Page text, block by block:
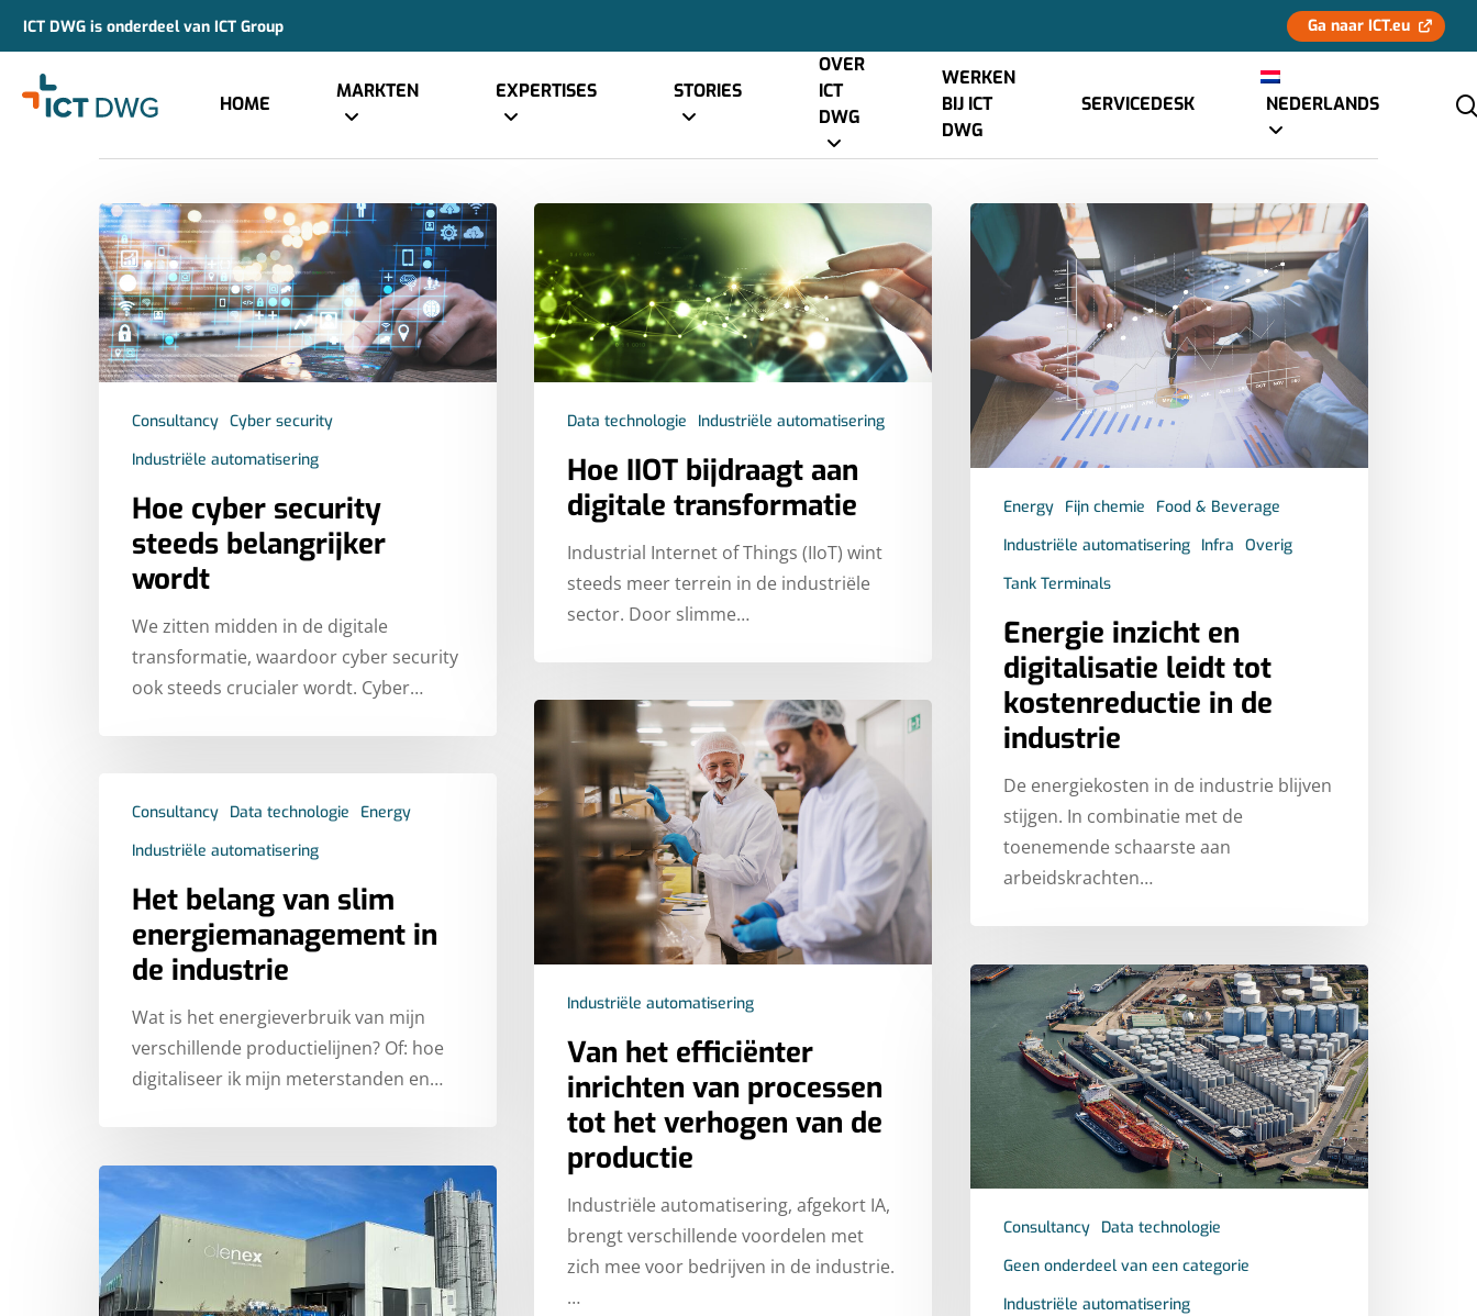
ICT DWG is onderdeel van ICT Group Ga naar ICT.eu
Hit enter to search or ESC to close
HOME
MARKTEN EXPERTISES STORIES
OVER
ICT
DWG
WERKEN
BIJ ICT
DWG
SERVICEDESK NEDERLANDS
Category
Industriële automatisering
Consultancy Cyber security
Industriële automatisering
Hoe cyber security
steeds belangrijker
wordt
We zitten midden in de digitale
transformatie, waardoor cyber security
ook steeds crucialer wordt. Cyber…
Data technologie Industriële automatisering
Hoe IIOT bijdraagt aan
digitale transformatie
Industrial Internet of Things (IIoT) wint
steeds meer terrein in de industriële
sector. Door slimme…
Energy Fijn chemie
Food & Beverage
Industriële automatisering Infra Overig
Tank Terminals
Energie inzicht en
digitalisatie leidt tot
kostenreductie in de
industrie
De energiekosten in de industrie blijven
stijgen. In combinatie met de
toenemende schaarste aan
arbeidskrachten…
Industriële automatisering
Van het efficiënter
inrichten van processen
tot het verhogen van de
productie
Industriële automatisering, afgekort IA,
brengt verschillende voordelen met
zich mee voor bedrijven in de industrie.
…
Consultancy Data technologie
Energy
Industriële automatisering
Het belang van slim
energiemanagement in
de industrie
Wat is het energieverbruik van mijn
verschillende productielijnen? Of: hoe
digitaliseer ik mijn meterstanden en…
Consultancy Data technologie
Geen onderdeel van een categorie
Industriële automatisering